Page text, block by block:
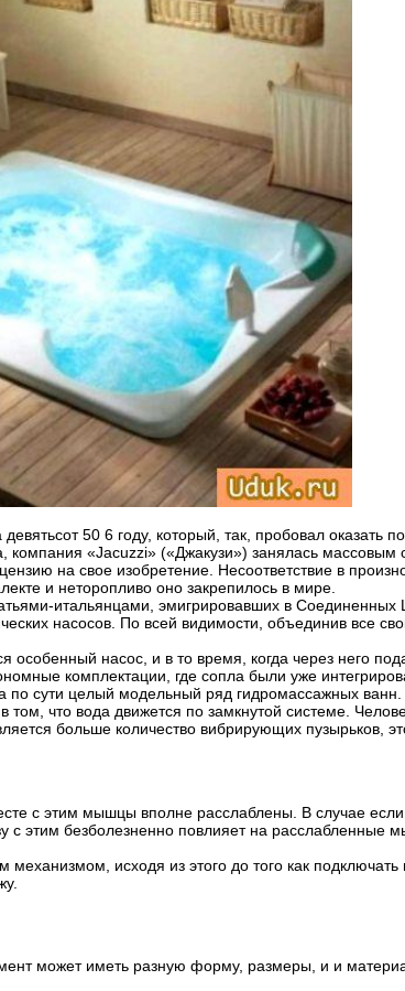
50 6 году, который, так, пробовал
«Jacuzzi» («Джакузи») занялась массовым
на свое изобретение. Несоответствие в
и неторопливо оно закрепилось в мире.
итальянцами, эмигрировавших в Соединенных
насосов. По всей видимости, объединив все
насос, и в то время, когда через него
комплектации, где сопла были уже
по сути целый модельный ряд гидромассажных ванн.
что вода движется по замкнутой системе.
больше количество вибрирующих пузырьков,
с этим мышцы вполне расслаблены. В случае
этим безболезненно повлияет на расслабленные
исходя из этого до того как
может иметь разную форму, размеры, и и